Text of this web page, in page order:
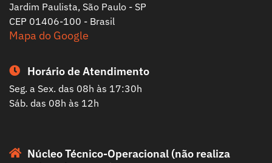
Jardim Paulista, São Paulo - SP
CEP 01406-100 - Brasil
Mapa do Google
Horário de Atendimento
Seg. a Sex. das 08h às 17:30h
Sáb. das 08h às 12h
Núcleo Técnico-Operacional (não realiza